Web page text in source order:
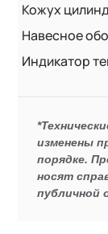
Кожух
Навесное
Индикатор
изменены
порядке.
носят
публичной